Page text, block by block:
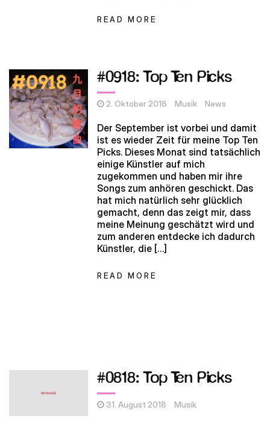
READ MORE
#0918: Top Ten Picks
2. Oktober 2018 Musik News
Der September ist vorbei und damit
ist es wieder Zeit für meine Top Ten
Picks. Dieses Monat sind tatsächlich
einige Künstler auf mich
zugekommen und haben mir ihre
Songs zum anhören geschickt. Das
hat mich natürlich sehr glücklich
gemacht, denn das zeigt mir, dass
meine Meinung geschätzt wird und
zum anderen entdecke ich dadurch
Künstler, die […]
READ MORE
#0818: Top Ten Picks
31. August 2018 Musik